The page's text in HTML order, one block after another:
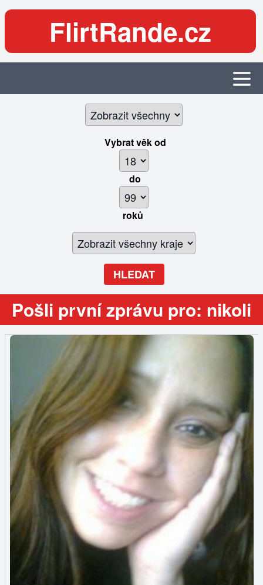
FlirtRande.cz
Vybrat věkod
do
roků
HLEDAT
Pošli první zprávu pro: nikoli